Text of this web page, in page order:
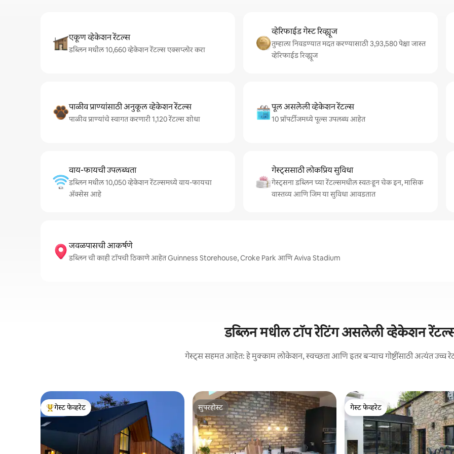
एकूण व्हेकेशन रेंटल्स
डब्लिन मधील 10,660 व्हेकेशन रेंटल्स एक्सप्लोर करा
व्हेरिफाईड गेस्ट रिव्ह्यूज
तुम्हाला निवडण्यात मदत करण्यासाठी 3,93,580 पेक्षा जास्त
व्हेरिफाईड रिव्ह्यूज
पाळीव प्राण्यांसाठी अनुकूल व्हेकेशन रेंटल्स
पाळीव प्राण्यांचे स्वागत करणारी 1,120 रेंटल्स शोधा
पूल असलेली व्हेकेशन रेंटल्स
10 प्रॉपर्टीजमध्ये पूल्स उपलब्ध आहेत
वाय-फायची उपलब्धता
डब्लिन मधील 10,050 व्हेकेशन रेंटल्समध्ये वाय-फायचा
अ‍ॅक्सेस आहे
गेस्ट्ससाठी लोकप्रिय सुविधा
गेस्ट्सना डब्लिन च्या रेंटल्समधील स्वतःहून चेक इन, मासिक
वास्तव्य आणि जिम या सुविधा आवडतात
जवळपासची आकर्षणे
डब्लिन ची काही टॉपची ठिकाणे आहेत Guinness Storehouse, Croke Park आणि Aviva Stadium
डब्लिन मधील टॉप रेटिंग असलेली व्हेकेशन
गेस्ट्स सहमत आहेत: हे मुक्काम लोकेशन, स्वच्छता आणि इतर बऱ्याच गोष्टींसाठी अत्यंत
टॉप गेस्ट फेव्हरेट
गेस्ट फेव्हरेट
सुपरहोस्ट
सुपरहोस्ट
गेस्ट फेव्हरेट
गेस्ट फेव्हरेट